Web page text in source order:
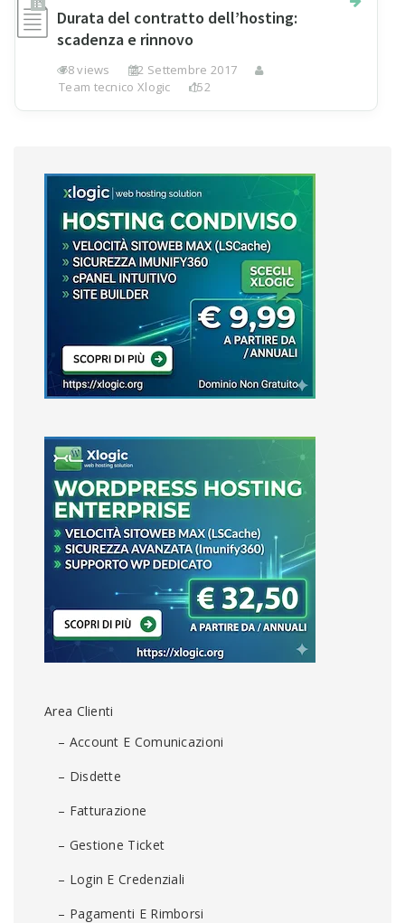
Durata del contratto dell’hosting:
scadenza e rinnovo
78 views
22 Settembre 2017
Team tecnico Xlogic
152
Area Clienti
– Account E Comunicazioni
– Disdette
– Fatturazione
– Gestione Ticket
– Login E Credenziali
– Pagamenti E Rimborsi